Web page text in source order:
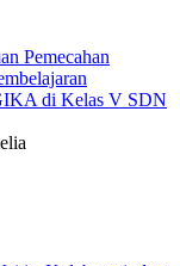
Pemecahan
di Kelas V SDN